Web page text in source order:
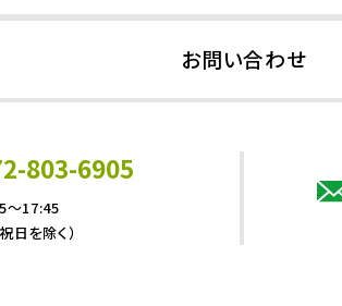
お問い合わせ
803-6905
～17:45
日を除く）